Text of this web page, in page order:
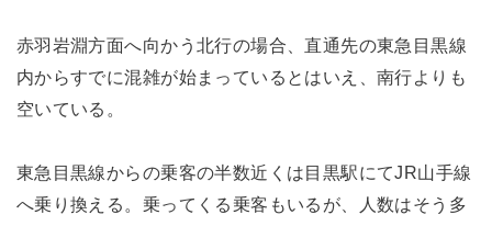
赤羽岩淵方面へ向かう北行の場合、直通先の東急目黒線
内からすでに混雑が始まっているとはいえ、南行よりも
空いている。
東急目黒線からの乗客の半数近くは目黒駅にてJR山手線
へ乗り換える。乗ってくる乗客もいるが、人数はそう多